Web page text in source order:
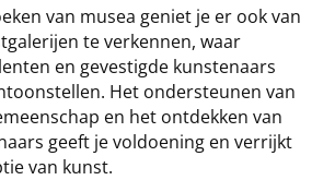
van musea geniet je er ook van
te verkennen, waar
en gevestigde kunstenaars
Het ondersteunen van
en het ontdekken van
geeft je voldoening en verrijkt
van kunst.